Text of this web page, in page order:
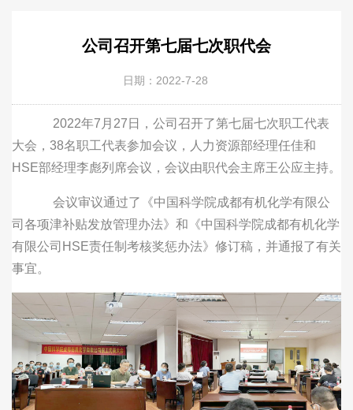
公司召开第七届七次职代会
日期：2022-7-28
2022年7月27日，公司召开了第七届七次职工代表
大会，38名职工代表参加会议，人力资源部经理任佳和
HSE部经理李彪列席会议，会议由职代会主席王公应主持。
会议审议通过了《中国科学院成都有机化学有限公
司各项津补贴发放管理办法》和《中国科学院成都有机化学
有限公司HSE责任制考核奖惩办法》修订稿，并通报了有关
事宜。